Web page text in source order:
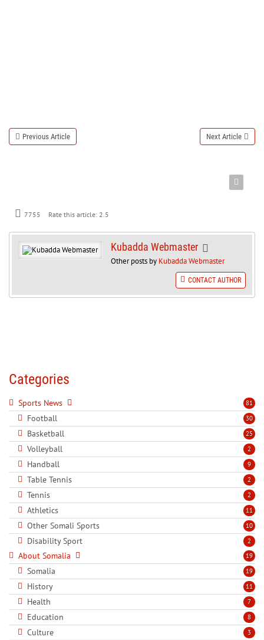
Previous Article Next Article
7755 Rate this article: 2.5
Kubadda Webmaster
Other posts by Kubadda Webmaster
CONTACT AUTHOR
Categories
81
Sports News
30
Football
25
Basketball
2
Volleyball
9
Handball
2
Table Tennis
2
Tennis
11
Athletics
10
Other Somali Sports
2
Disability Sport
19
About Somalia
19
Somalia
11
History
7
Health
8
Education
3
Culture